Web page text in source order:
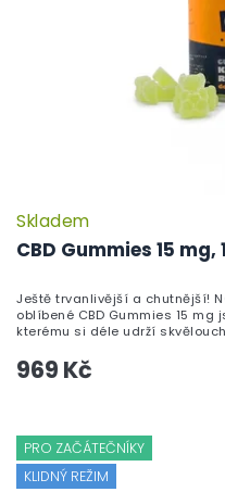
CBD Gummies 15
Skladem
969 Kč
Ještě trvanlivější a chutnější!
oblíbené CBD Gummies 15
kterému si déle udrží
PRO ZAČÁTEČNÍKY
KLIDNÝ REŽIM